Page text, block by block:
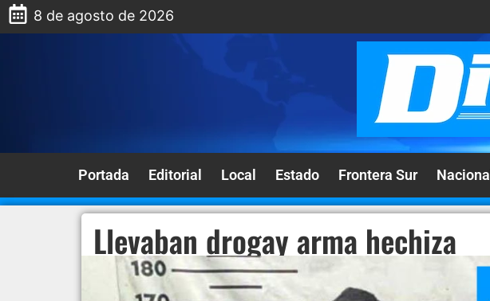
8 de agosto de 2026
Portada Editorial Local Estado Frontera Sur Nacional
Llevaban drogay arma hechiza